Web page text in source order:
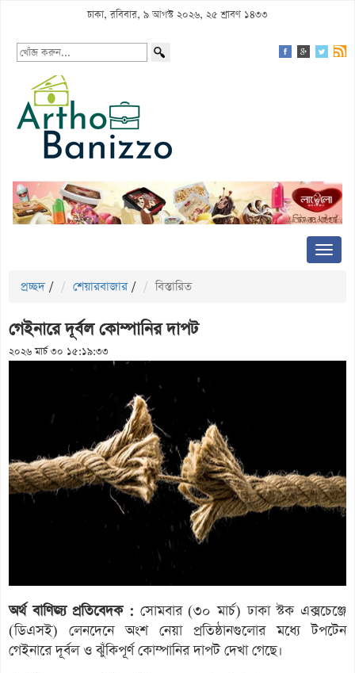
ঢাকা, রবিবার, ৯ আগস্ট ২০২৬, ২৫ শ্রাবণ ১৪৩৩
প্রচ্ছদ / শেয়ারবাজার / বিস্তারিত
গেইনারে দূর্বল কোম্পানির দাপট
২০২৬ মার্চ ৩০ ১৫:১৯:৩৩
অর্থ বাণিজ্য প্রতিবেদক : সোমবার (৩০ মার্চ) ঢাকা স্টক এক্সচেঞ্জে
(ডিএসই) লেনদেনে অংশ নেয়া প্রতিষ্ঠানগুলোর মধ্যে টপটেন
গেইনারে দূর্বল ও ঝুঁকিপূর্ণ কোম্পানির দাপট দেখা গেছে।